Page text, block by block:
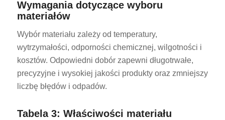
Wymagania dotyczące wyboru
materiałów
Wybór materiału zależy od temperatury,
wytrzymałości, odporności chemicznej, wilgotności i
kosztów. Odpowiedni dobór zapewni długotrwałe,
precyzyjne i wysokiej jakości produkty oraz zmniejszy
liczbę błędów i odpadów.
Tabela 3: Właściwości materiału